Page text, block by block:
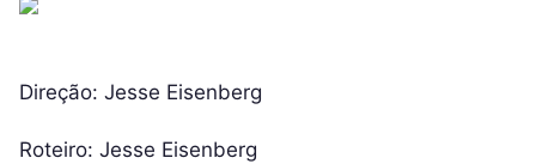
Direção: Jesse Eisenberg
Roteiro: Jesse Eisenberg